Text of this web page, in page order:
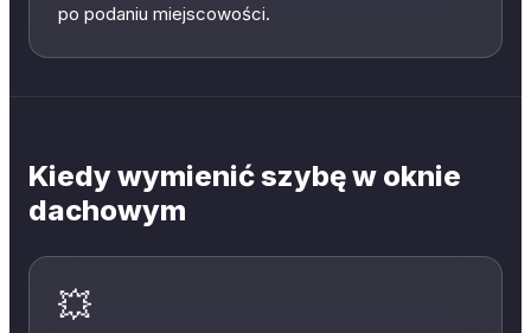
po podaniu miejscowości.
Kiedy wymienić szybę w oknie
dachowym
💥